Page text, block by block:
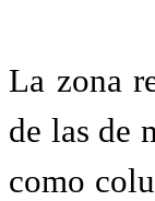
La zona
de las de
como